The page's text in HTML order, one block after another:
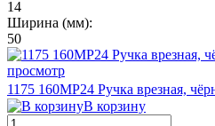
14
Ширина (мм):
50
просмотр
1175 160MP24 Ручка врезная,
В корзину